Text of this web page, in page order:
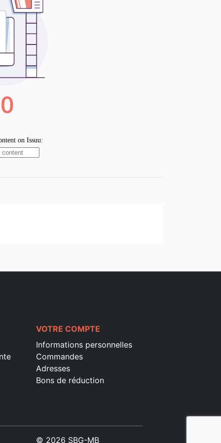
VOTRE COMPTE
Informations personnelles
Commandes
Adresses
Bons de réduction
© 2026 SBG-MB